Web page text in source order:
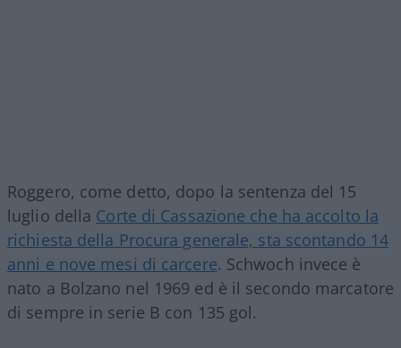
Roggero, come detto, dopo la sentenza del 15
luglio della Corte di Cassazione che ha accolto la
richiesta della Procura generale, sta scontando 14
anni e nove mesi di carcere. Schwoch invece è
nato a Bolzano nel 1969 ed è il secondo marcatore
di sempre in serie B con 135 gol.